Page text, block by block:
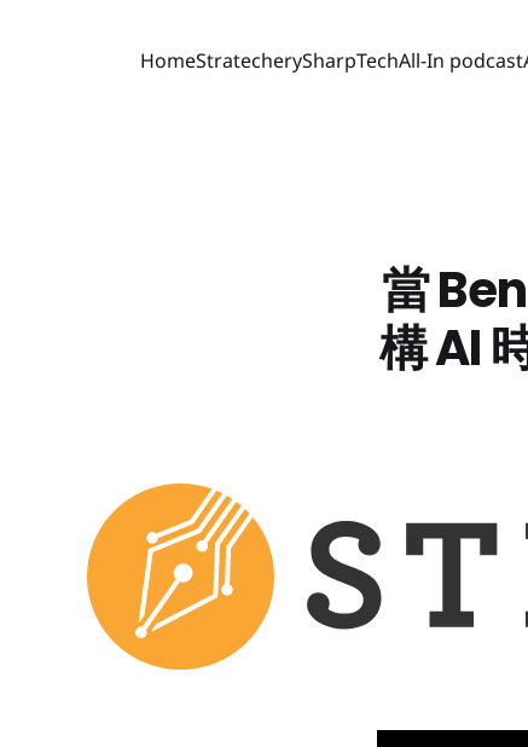
HomeStratecherySharpTechAll-In podcast
當
構 AI